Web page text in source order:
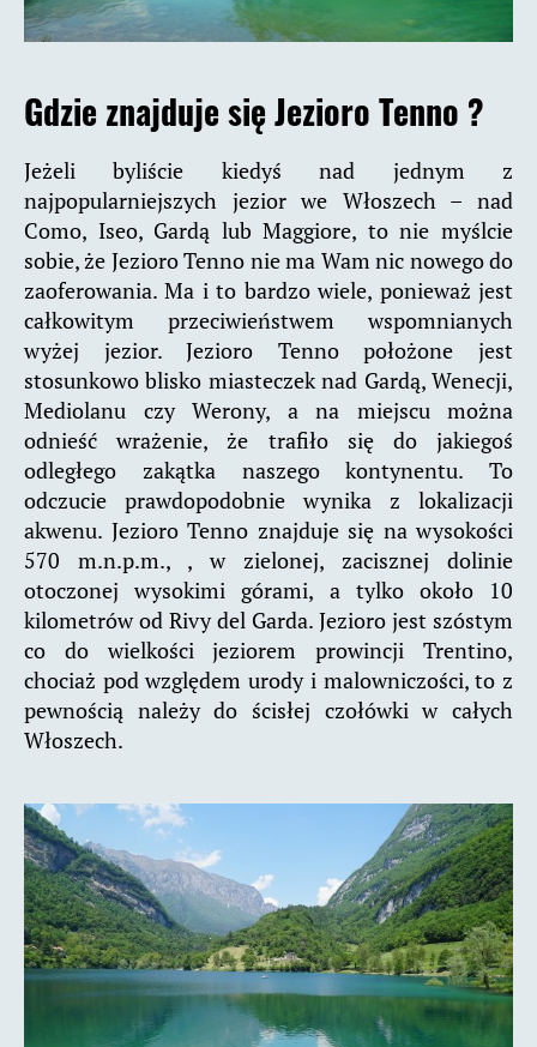
Gdzie znajduje się Jezioro Tenno ?
Jeżeli byliście kiedyś nad jednym z
najpopularniejszych jezior we Włoszech – nad
Como, Iseo, Gardą lub Maggiore, to nie myślcie
sobie, że Jezioro Tenno nie ma Wam nic nowego do
zaoferowania. Ma i to bardzo wiele, ponieważ jest
całkowitym przeciwieństwem wspomnianych
wyżej jezior. Jezioro Tenno położone jest
stosunkowo blisko miasteczek nad Gardą, Wenecji,
Mediolanu czy Werony, a na miejscu można
odnieść wrażenie, że trafiło się do jakiegoś
odległego zakątka naszego kontynentu. To
odczucie prawdopodobnie wynika z lokalizacji
akwenu. Jezioro Tenno znajduje się na wysokości
570 m.n.p.m., , w zielonej, zacisznej dolinie
otoczonej wysokimi górami, a tylko około 10
kilometrów od Rivy del Garda. Jezioro jest szóstym
co do wielkości jeziorem prowincji Trentino,
chociaż pod względem urody i malowniczości, to z
pewnością należy do ścisłej czołówki w całych
Włoszech.